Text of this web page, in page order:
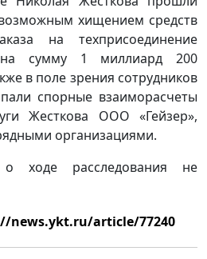
хищением средств
на техприсоединение
на сумму 1 миллиард 200
в поле зрения сотрудников
спорные взаиморасчеты
Жесткова ООО «Гейзер»,
организациями.
ходе расследования не
news.ykt.ru/article/77240